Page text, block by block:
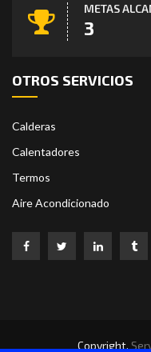
METAS
5
OTROS SERVICIOS
Calderas
Calentadores
Termos
Aire Acondicionado
Copyright.